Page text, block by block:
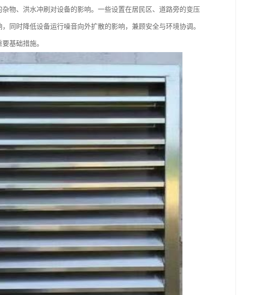
物、洪水冲刷对设备的影响。一些设置在居民区、道路旁的变压
同时降低设备运行噪音向外扩散的影响，兼顾安全与环境协调。
基础措施。